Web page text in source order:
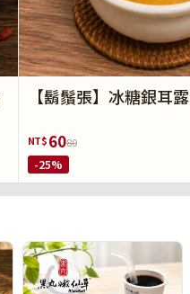
【鬍鬚張】冰糖銀耳
NT$6080
-25%